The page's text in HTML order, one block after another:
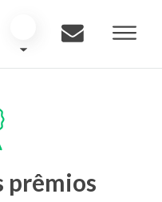
prêmios